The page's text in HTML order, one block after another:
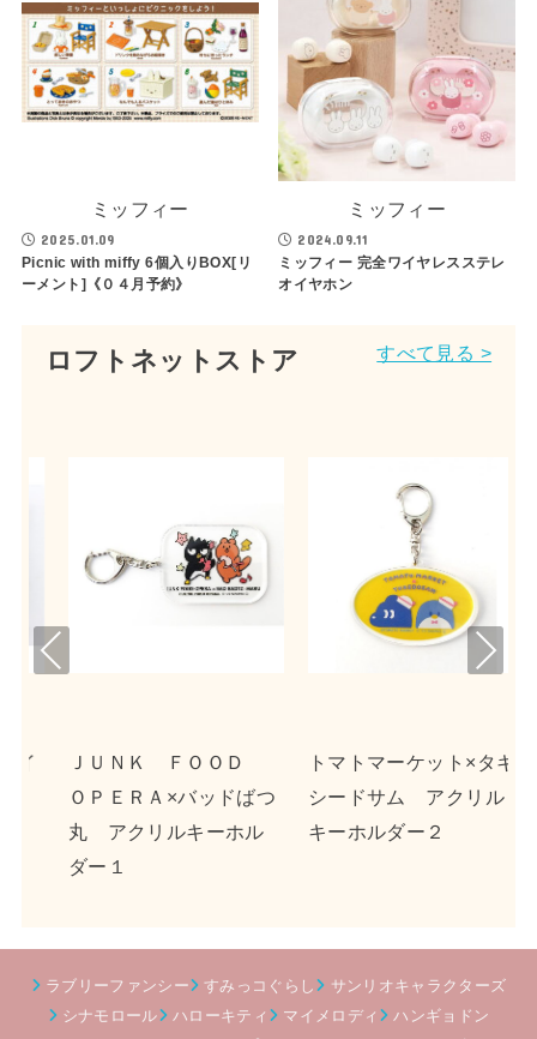
ミッフィー
2025.01.09
Picnic with miffy 6個入りBOX[リ
ーメント]《０４月予約》
ミッフィー
2024.09.11
ミッフィー 完全ワイヤレスステレ
オイヤホン
ロフトネットストア すべて見る >
ＪＵＮＫ ＦＯＯＤ
ＯＰＥＲＡ×バッドばつ
丸 アクリルキーホル
ダー１
トマトマーケット×タキ
シードサム アクリル
キーホルダー２
Pre
Nex
ラブリーファンシー すみっコぐらし
サンリオキャラクターズ
シナモロール
ハローキティ マイメロディ
ハンギョドン